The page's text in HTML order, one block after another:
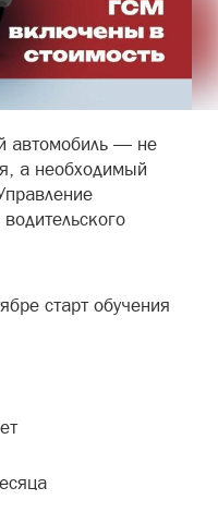
автомобиль — не
а необходимый
старт обучения